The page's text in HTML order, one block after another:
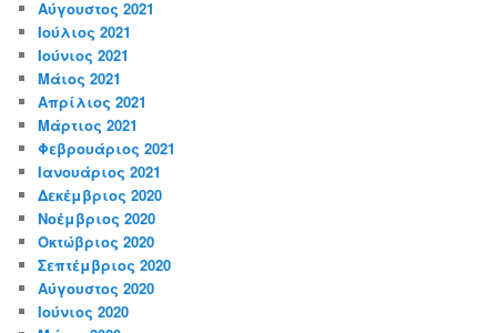
Αύγουστος 2021
Ιούλιος 2021
Ιούνιος 2021
Μάιος 2021
Απρίλιος 2021
Μάρτιος 2021
Φεβρουάριος 2021
Ιανουάριος 2021
Δεκέμβριος 2020
Νοέμβριος 2020
Οκτώβριος 2020
Σεπτέμβριος 2020
Αύγουστος 2020
Ιούνιος 2020